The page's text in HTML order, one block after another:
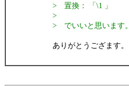
> 置換： 「\1 」
>
> でいいと思います。
ありがとうござます。